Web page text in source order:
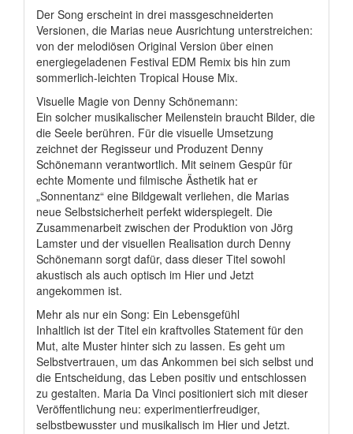
Der Song erscheint in drei massgeschneiderten
Versionen, die Marias neue Ausrichtung unterstreichen:
von der melodiösen Original Version über einen
energiegeladenen Festival EDM Remix bis hin zum
sommerlich-leichten Tropical House Mix.
Visuelle Magie von Denny Schönemann:
Ein solcher musikalischer Meilenstein braucht Bilder, die
die Seele berühren. Für die visuelle Umsetzung
zeichnet der Regisseur und Produzent Denny
Schönemann verantwortlich. Mit seinem Gespür für
echte Momente und filmische Ästhetik hat er
„Sonnentanz“ eine Bildgewalt verliehen, die Marias
neue Selbstsicherheit perfekt widerspiegelt. Die
Zusammenarbeit zwischen der Produktion von Jörg
Lamster und der visuellen Realisation durch Denny
Schönemann sorgt dafür, dass dieser Titel sowohl
akustisch als auch optisch im Hier und Jetzt
angekommen ist.
Mehr als nur ein Song: Ein Lebensgefühl
Inhaltlich ist der Titel ein kraftvolles Statement für den
Mut, alte Muster hinter sich zu lassen. Es geht um
Selbstvertrauen, um das Ankommen bei sich selbst und
die Entscheidung, das Leben positiv und entschlossen
zu gestalten. Maria Da Vinci positioniert sich mit dieser
Veröffentlichung neu: experimentierfreudiger,
selbstbewusster und musikalisch im Hier und Jetzt.